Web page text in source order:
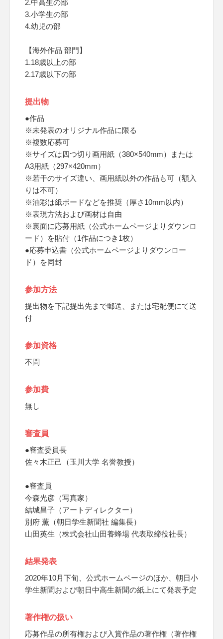
2.中高生の部
3.小学生の部
4.幼児の部
【海外作品 部門】
1.18歳以上の部
2.17歳以下の部
提出物
●作品
※未発表のオリジナル作品に限る
※複数応募可
※サイズは四つ切り画用紙（380×540mm）または
A3用紙（297×420mm）
※若干のサイズ違い、画用紙以外の作品も可（額入
りは不可）
※油彩は紙ボードなどを推奨（厚さ10mm以内）
※表現方法および画材は自由
※裏面に応募用紙（公式ホームページよりダウンロ
ード）を貼付（1作品につき1枚）
●応募申込書（公式ホームページよりダウンロー
ド）を同封
参加方法
提出物を下記提出先まで郵送、または宅配便にて送
付
参加資格
不問
参加費
無し
審査員
●審査委員長
佐々木正己（玉川大学 名誉教授）
●審査員
今森光彦（写真家）
結城昌子（アートディレクター）
別府 薫（朝日学生新聞社 編集長）
山田英生（株式会社山田養蜂場 代表取締役社長）
結果発表
2020年10月下旬、公式ホームページのほか、朝日小
学生新聞および朝日中高生新聞の紙上にて発表予定
著作権の扱い
応募作品の所有権および入賞作品の著作権（著作権